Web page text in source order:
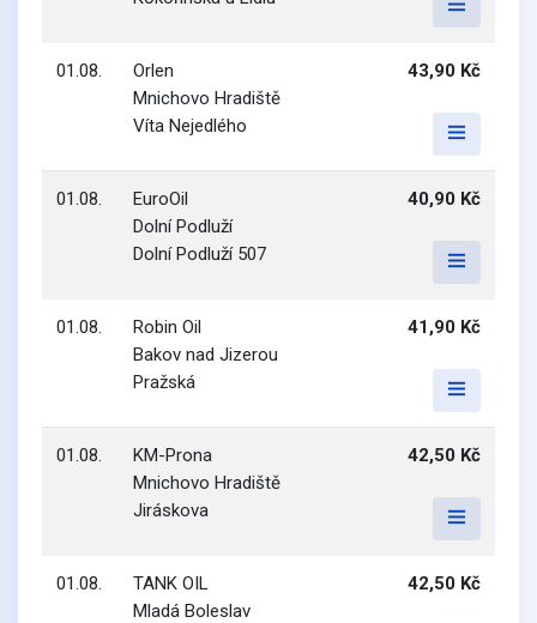
01.08.
Orlen
Mnichovo Hradiště
Víta Nejedlého
43,90 Kč
01.08.
EuroOil
Dolní Podluží
Dolní Podluží 507
40,90 Kč
01.08.
Robin Oil
Bakov nad Jizerou
Pražská
41,90 Kč
01.08.
KM-Prona
Mnichovo Hradiště
Jiráskova
42,50 Kč
01.08.
TANK OIL
Mladá Boleslav
42,50 Kč